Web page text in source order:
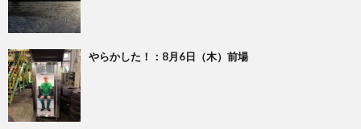
やらかした！：8月6日（木）前場